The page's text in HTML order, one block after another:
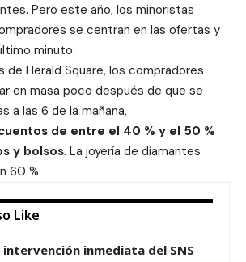
Pero este año, los minoristas
se centran en las ofertas y
minuto.
de Herald Square, los compradores
en masa poco después de que se
a las 6 de la mañana,
de entre el 40 % y el 50 %
y bolsos. La joyería de diamantes
60 %.
Like
intervención inmediata del SNS